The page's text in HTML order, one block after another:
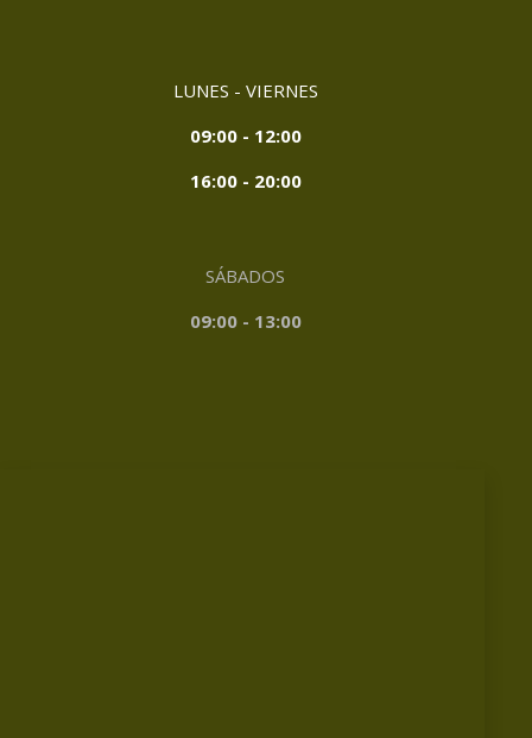
LUNES - VIERNES
09:00 - 12:00
16:00 - 20:00
SÁBADOS
09:00 - 13:00